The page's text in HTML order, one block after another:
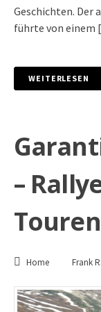
Geschichten. Der
führte von
WEITERLESEN
–
Home Frank